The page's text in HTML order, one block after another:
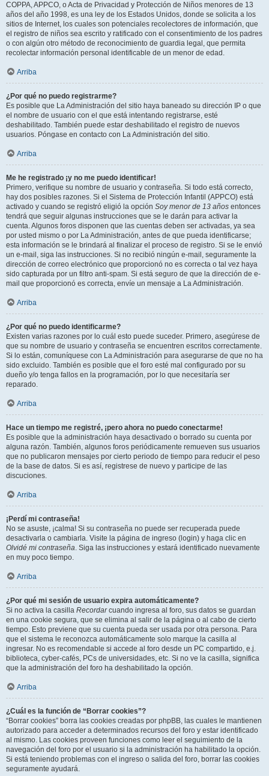
COPPA, APPCO, o Acta de Privacidad y Protección de Niños menores de 13
años del año 1998, es una ley de los Estados Unidos, donde se solicita a los
sitios de Internet, los cuales son potenciales recolectores de información, que
el registro de niños sea escrito y ratificado con el consentimiento de los padres
o con algún otro método de reconocimiento de guardia legal, que permita
recolectar información personal identificable de un menor de edad.
Arriba
¿Por qué no puedo registrarme?
Es posible que La Administración del sitio haya baneado su dirección IP o que
el nombre de usuario con el que está intentando registrarse, esté
deshabilitado. También puede estar deshabilitado el registro de nuevos
usuarios. Póngase en contacto con La Administración del sitio.
Arriba
Me he registrado ¡y no me puedo identificar!
Primero, verifique su nombre de usuario y contraseña. Si todo está correcto,
hay dos posibles razones. Si el Sistema de Protección Infantil (APPCO) está
activado y cuando se registró eligió la opción Soy menor de 13 años entonces
tendrá que seguir algunas instrucciones que se le darán para activar la
cuenta. Algunos foros disponen que las cuentas deben ser activadas, ya sea
por usted mismo o por La Administración, antes de que pueda identificarse;
esta información se le brindará al finalizar el proceso de registro. Si se le envió
un e-mail, siga las instrucciones. Si no recibió ningún e-mail, seguramente la
dirección de correo electrónico que proporcionó no es correcta o tal vez haya
sido capturada por un filtro anti-spam. Si está seguro de que la dirección de e-
mail que proporcionó es correcta, envíe un mensaje a La Administración.
Arriba
¿Por qué no puedo identificarme?
Existen varias razones por lo cuál esto puede suceder. Primero, asegúrese de
que su nombre de usuario y contraseña se encuentren escritos correctamente.
Si lo están, comuníquese con La Administración para asegurarse de que no ha
sido excluido. También es posible que el foro esté mal configurado por su
dueño y/o tenga fallos en la programación, por lo que necesitaría ser
reparado.
Arriba
Hace un tiempo me registré, ¡pero ahora no puedo conectarme!
Es posible que la administración haya desactivado o borrado su cuenta por
alguna razón. También, algunos foros periódicamente remueven sus usuarios
que no publicaron mensajes por cierto periodo de tiempo para reducir el peso
de la base de datos. Si es así, registrese de nuevo y participe de las
discuciones.
Arriba
¡Perdí mi contraseña!
No se asuste, ¡calma! Si su contraseña no puede ser recuperada puede
desactivarla o cambiarla. Visite la página de ingreso (login) y haga clic en
Olvidé mi contraseña. Siga las instrucciones y estará identificado nuevamente
en muy poco tiempo.
Arriba
¿Por qué mi sesión de usuario expira automáticamente?
Si no activa la casilla Recordarcuando ingresa al foro, sus datos se guardan
en una cookie segura, que se elimina al salir de la página o al cabo de cierto
tiempo. Esto previene que su cuenta pueda ser usada por otra persona. Para
que el sistema le reconozca automáticamente solo marque la casilla al
ingresar. No es recomendable si accede al foro desde un PC compartido, e.j.
biblioteca, cyber-cafés, PCs de universidades, etc. Si no ve la casilla, significa
que la administración del foro ha deshabilitado la opción.
Arriba
¿Cuál es la función de “Borrar cookies”?
“Borrar cookies” borra las cookies creadas por phpBB, las cuales le mantienen
autorizado para acceder a determinados recursos del foro y estar identificado
al mismo. Las cookies proveen funciones como leer el seguimiento de la
navegación del foro por el usuario si la administración ha habilitado la opción.
Si está teniendo problemas con el ingreso o salida del foro, borrar las cookies
seguramente ayudará.